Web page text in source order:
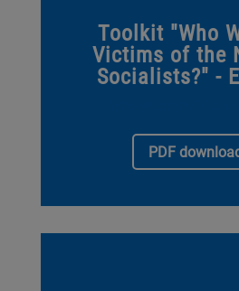
Toolkit "Who
Victims of the
Socialists?" -
PDF